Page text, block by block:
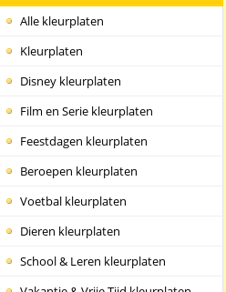
Alle kleurplaten
Kleurplaten
Disney kleurplaten
Film en Serie kleurplaten
Feestdagen kleurplaten
Beroepen kleurplaten
Voetbal kleurplaten
Dieren kleurplaten
School & Leren kleurplaten